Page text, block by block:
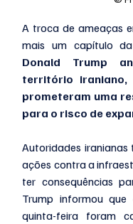
A troca de ameaças
mais um capítulo
Donald Trump
território
prometeram uma
para o risco de
Autoridades
ações contra a
ter consequências
Trump informou
quinta-feira foram